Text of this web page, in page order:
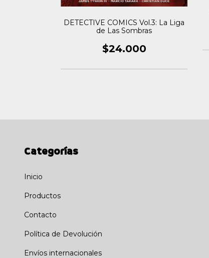
DETECTIVE COMICS Vol.3: La Liga
de Las Sombras
$24.000
Categorías
Inicio
Productos
Contacto
Política de Devolución
Envíos internacionales